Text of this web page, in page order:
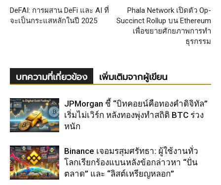
DeFAI: การผสาน DeFi และ AI ที่
จะเป็นกระแสหลักในปี 2025
Phala Network เปิดตัว Op-
Succinct Rollup บน Ethereum
เพื่อขยายศักยภาพการทำ
ธุรกรรม
บทความที่เกี่ยวข้อง เพิ่มเติมจากผู้เขียน
JPMorgan ชี้ “บิทคอยน์คือทองคำดิจิทัล”
เริ่มไม่เวิร์ก หลังทองพุ่งทำสถิติ BTC ร่วง
หนัก
Binance เจอมรสุมศรัทธา: ผู้ใช้งานทั่ว
โลกเรียกร้องแบนหลังข้อกล่าวหา “ปั่น
ตลาด” และ “ลิสต์เหรียญหลอก”